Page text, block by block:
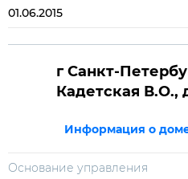
01.06.2015
г Санкт-
Кадетская В.О.,
Информация о
Основание управления